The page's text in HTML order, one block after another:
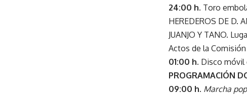
24:00 h. Toro
HEREDEROS DE D.
JUANJO Y TANO.
Actos de la
01:00 h. Disco móvil
PROGRAMACIÓN
09:00 h. Marcha